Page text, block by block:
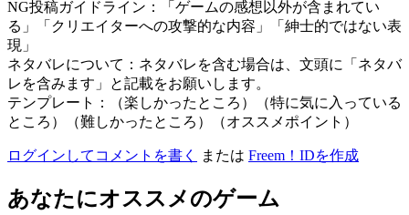
NG投稿ガイドライン：「ゲームの感想以外が含まれてい
る」「クリエイターへの攻撃的な内容」「紳士的ではない表
現」
ネタバレについて：ネタバレを含む場合は、文頭に「ネタバ
レを含みます」と記載をお願いします。
テンプレート：（楽しかったところ）（特に気に入っている
ところ）（難しかったところ）（オススメポイント）
ログインしてコメントを書く または Freem！IDを作成
あなたにオススメのゲーム